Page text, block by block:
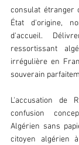
consulat étranger
État d'origine,
d'accueil.
ressortissant
irrégulière en
souverain
L'accusation de
confusion
Algérien sans
citoyen algérien